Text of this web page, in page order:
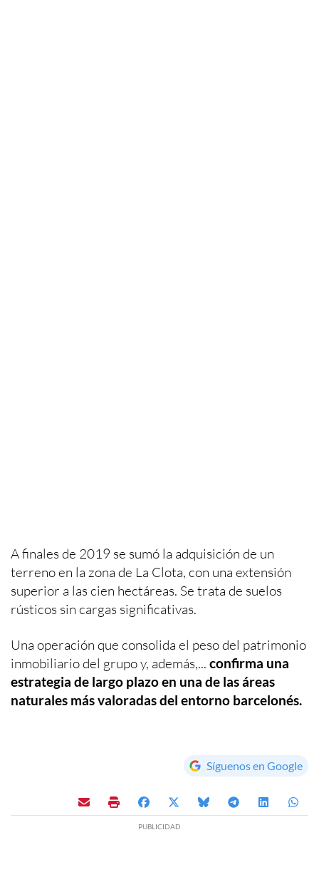
A finales de 2019 se sumó la adquisición de un
terreno en la zona de La Clota, con una extensión
superior a las cien hectáreas. Se trata de suelos
rústicos sin cargas significativas.
Una operación que consolida el peso del patrimonio
inmobiliario del grupo y, además,... confirma una
estrategia de largo plazo en una de las áreas
naturales más valoradas del entorno barcelonés.
Síguenos en Google